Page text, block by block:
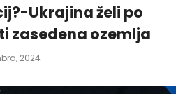
Ukrajina želi po
zasedena ozemlja
2024